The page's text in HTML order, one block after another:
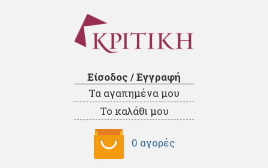
Είσοδος / Εγγραφή
Τα αγαπημένα μου
Το καλάθι μου
0 αγορές